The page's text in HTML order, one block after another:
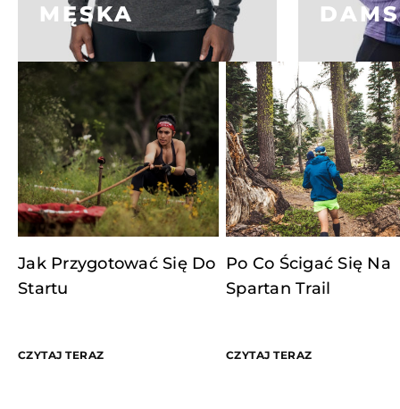
MĘSKA
Jak Przygotować Się Do
Startu
CZYTAJ TERAZ
Po Co Ścigać Się Na
Spartan Trail
CZYTAJ TERAZ